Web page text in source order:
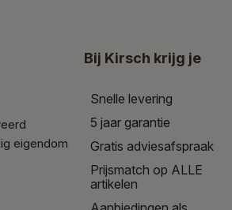
eigendom
Bij Kirsch krijg je
Snelle levering
5 jaar garantie
Gratis adviesafspraak
Prijsmatch op ALLE
artikelen